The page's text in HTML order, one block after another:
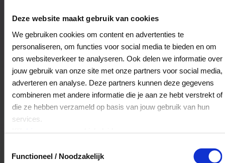
Deze website maakt gebruik van cookies
We gebruiken cookies om content en advertenties te
personaliseren, om functies voor social media te bieden en om
ons websiteverkeer te analyseren. Ook delen we informatie over
jouw gebruik van onze site met onze partners voor social media,
adverteren en analyse. Deze partners kunnen deze gegevens
combineren met andere informatie die je aan ze hebt verstrekt of
die ze hebben verzameld op basis van jouw gebruik van hun
services.
Klikhiervoor ons cookiebeleid.
Functioneel / Noodzakelijk
Bestedingslocaties
WHISKY WINES & SPIRITS
Winkelcentrum De Schoof 126
3341EB Hendrik-Ido-Ambacht
Veelgestelde Vragen
Kan ik het saldo in delen besteden?